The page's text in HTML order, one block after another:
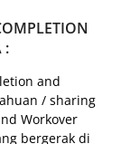
:
and
/ sharing
Workover
bergerak di